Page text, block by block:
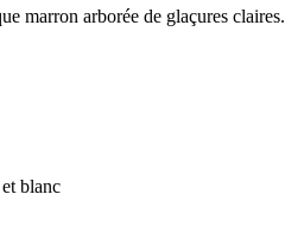
marron arborée de glaçures claires.
blanc